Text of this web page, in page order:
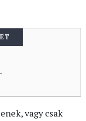
vagy csak